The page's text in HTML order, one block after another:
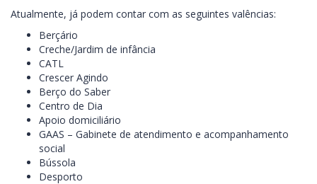
Atualmente, já podem contar com as seguintes valências:
Berçário
Creche/Jardim de infância
CATL
Crescer Agindo
Berço do Saber
Centro de Dia
Apoio domiciliário
GAAS – Gabinete de atendimento e acompanhamento
social
Bússola
Desporto